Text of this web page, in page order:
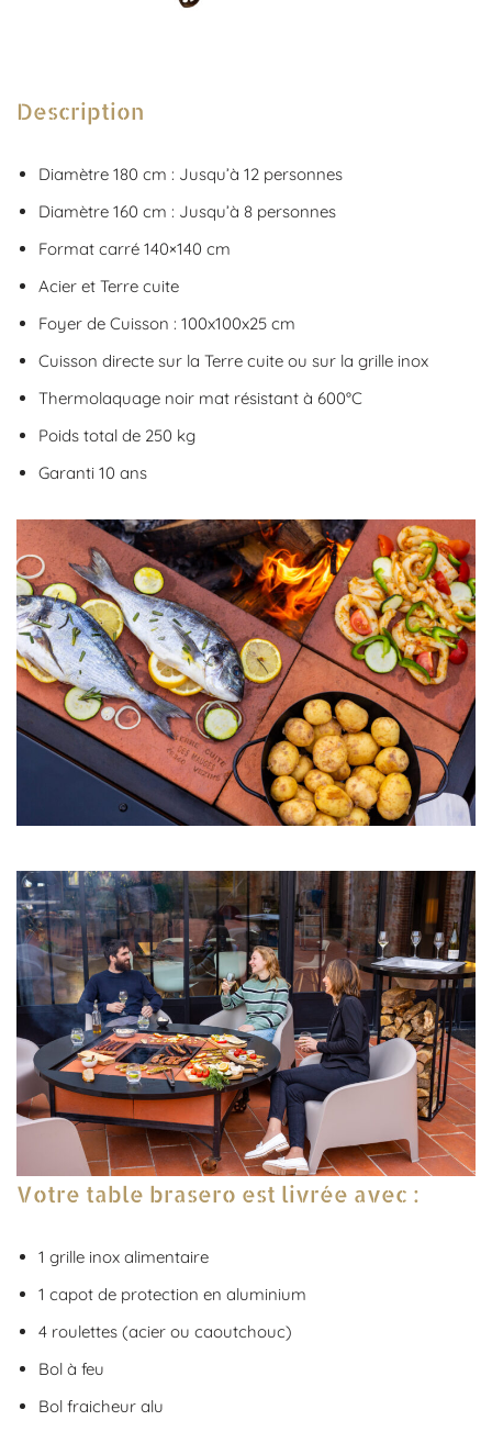
Description
Diamètre 180 cm : Jusqu’à 12 personnes
Diamètre 160 cm : Jusqu’à 8 personnes
Format carré 140×140 cm
Acier et Terre cuite
Foyer de Cuisson : 100x100x25 cm
Cuisson directe sur la Terre cuite ou sur la grille inox
Thermolaquage noir mat résistant à 600°C
Poids total de 250 kg
Garanti 10 ans
Votre table brasero est livrée avec :
1 grille inox alimentaire
1 capot de protection en aluminium
4 roulettes (acier ou caoutchouc)
Bol à feu
Bol fraicheur alu